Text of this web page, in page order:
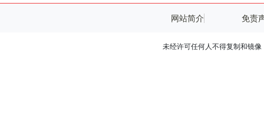
网站简介 免责
未经许可任何人不得复制和镜